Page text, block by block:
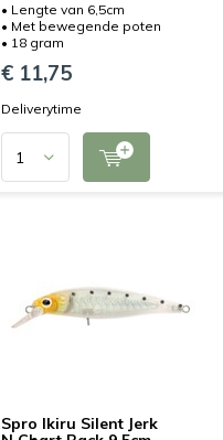
• Lengte van 6,5cm
• Met bewegende poten
• 18 gram
€ 11,75
Deliverytime
Spro Ikiru Silent Jerk